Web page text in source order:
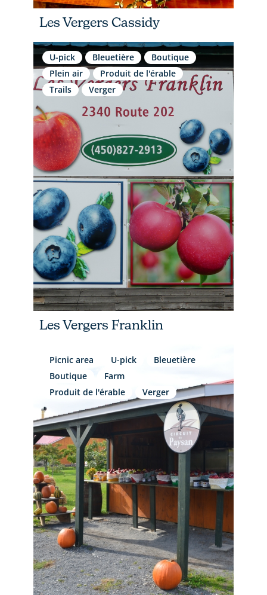
Les Vergers Cassidy
U-pick Bleuetière
Boutique
Plein air
Produit de l'érable
Trails
Verger
Les Vergers Franklin
Picnic area U-pick
Bleuetière
Boutique
Farm
Produit de l'érable
Verger